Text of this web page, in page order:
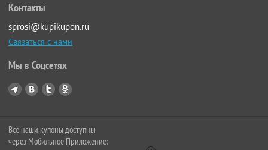
Контакты
sprosi@kupikupon.ru
Связаться с нами
Мы в Соцсетях
Все наши купоны доступны
через Мобильное Приложение: